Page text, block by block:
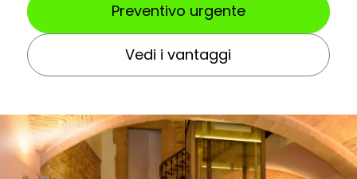
Preventivo urgente
Vedi i vantaggi